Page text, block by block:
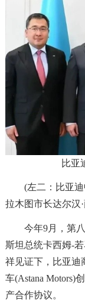
比亚
(左二：比亚迪
拉木图市长达尔汉
今年9月，第八
斯坦总统卡西姆-
祥见证下，比亚迪
车(Astana Motors)
产合作协议。